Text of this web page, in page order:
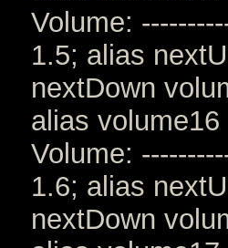
Volume:
1.5; alias
nextDown
alias
Volume:
1.6; alias
nextDown